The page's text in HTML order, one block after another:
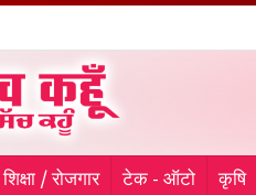
शिक्षा / रोजगार टेक - ऑटो कृषि